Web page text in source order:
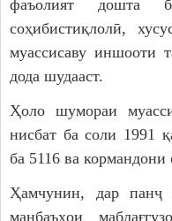
фаъолият дошта
соҳибистиқлолӣ,
муассисаву иншооти
дода шудааст.
Ҳоло шумораи
нисбат ба соли 1991
ба 5116 ва кормандони
Ҳамчунин, дар панҷ
манбаъҳои